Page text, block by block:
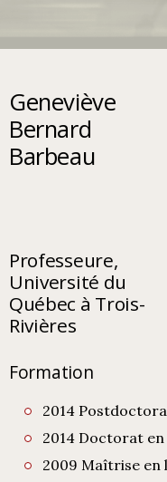
Geneviève
Bernard
Barbeau
Professeure,
Université du
Québec à Trois-
Rivières
Formation
2014
2014 Doctorat
2009 Maîtrise en